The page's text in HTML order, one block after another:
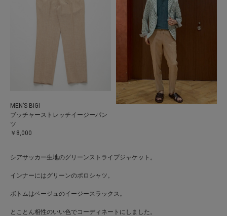
MEN’S BIGI
ブッチャーストレッチイージーパン
ツ
￥8,000
シアサッカー生地のグリーンストライプジャケット。
インナーにはグリーンのポロシャツ。
ボトムはベージュのイージースラックス。
とことん相性のいい色でコーディネートにしました。